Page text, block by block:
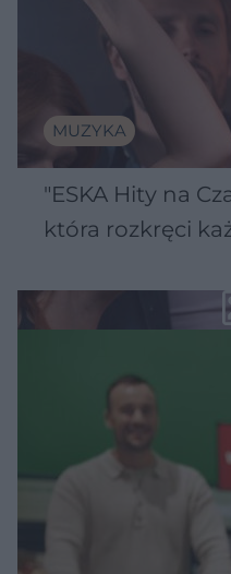
MUZYKA
"ESKA Hity na
która rozkręci